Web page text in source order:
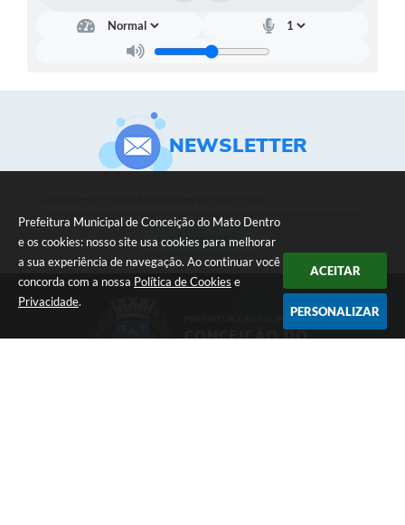
Prefeitura Municipal de Conceição do Mato Dentro
e os cookies: nosso site usa cookies para melhorar
a sua experiência de navegação. Ao continuar você
concorda com a nossa Política de Cookies e
Privacidade.
ACEITAR
PERSONALIZAR
NEWSLETTER
CADASTRAR